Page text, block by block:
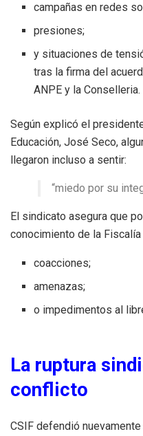
campañas en redes
presiones;
y situaciones de
tras la firma del
ANPE y la Conselleria.
Según explicó el
Educación, José Seco,
llegaron incluso a sentir:
“miedo por su
El sindicato asegura que
conocimiento de la
coacciones;
amenazas;
o impedimentos al
La ruptura
conflicto
CSIF defendió